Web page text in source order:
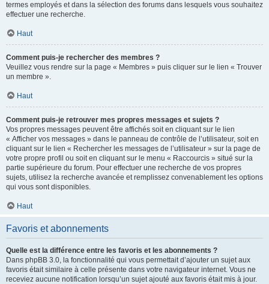
termes employés et dans la sélection des forums dans lesquels vous souhaitez
effectuer une recherche.
Haut
Comment puis-je rechercher des membres ?
Veuillez vous rendre sur la page « Membres » puis cliquer sur le lien « Trouver
un membre ».
Haut
Comment puis-je retrouver mes propres messages et sujets ?
Vos propres messages peuvent être affichés soit en cliquant sur le lien
« Afficher vos messages » dans le panneau de contrôle de l’utilisateur, soit en
cliquant sur le lien « Rechercher les messages de l’utilisateur » sur la page de
votre propre profil ou soit en cliquant sur le menu « Raccourcis » situé sur la
partie supérieure du forum. Pour effectuer une recherche de vos propres
sujets, utilisez la recherche avancée et remplissez convenablement les options
qui vous sont disponibles.
Haut
Favoris et abonnements
Quelle est la différence entre les favoris et les abonnements ?
Dans phpBB 3.0, la fonctionnalité qui vous permettait d’ajouter un sujet aux
favoris était similaire à celle présente dans votre navigateur internet. Vous ne
receviez aucune notification lorsqu’un sujet ajouté aux favoris était mis à jour.